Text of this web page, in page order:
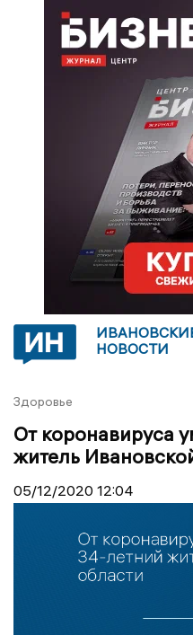
НОВОСТИ
Здоровье
От коронавируса
житель
05/12/2020 12:04